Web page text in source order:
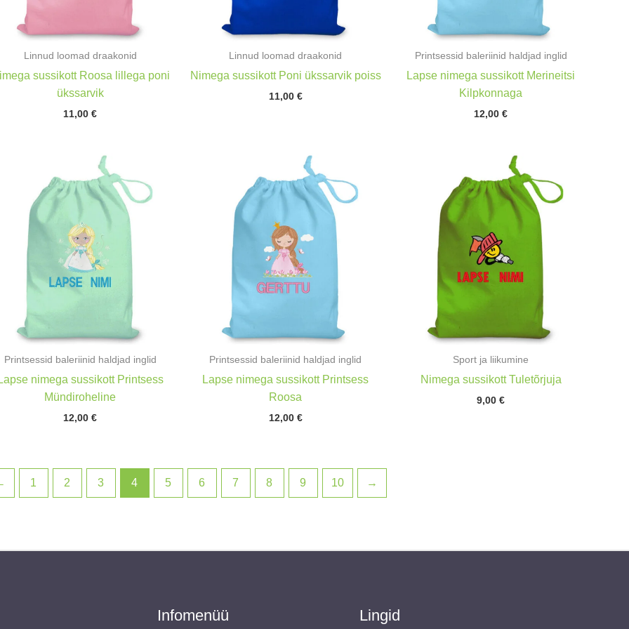
Linnud loomad draakonid
sussikott Roosa lillega poni
ükssarvik
11,00€
Linnud loomad draakonid
Nimega sussikott Poni ükssarvik poiss
11,00 €
Printsessid baleriinid haldjad inglid
Lapse nimega sussikott Merineitsi
Kilpkonnaga
12,00€
Printsessid baleriinid haldjad inglid
nimega sussikott Printsess
Mündiroheline
12,00€
Printsessid baleriinid haldjad inglid
Lapse nimega sussikott Printsess
Roosa
12,00 €
Sport ja liikumine
Nimega sussikott Tuletõrjuja
9,00€
1 2 3 4 5 6 7 8 9 10 →
Infomenüü Lingid